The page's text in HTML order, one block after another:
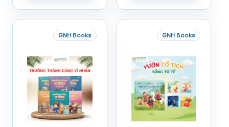
GNH Books GNH Books